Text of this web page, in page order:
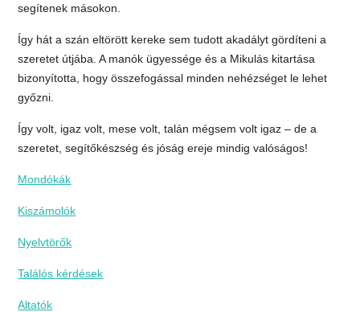
segítenek másokon.
Így hát a szán eltörött kereke sem tudott akadályt gördíteni a
szeretet útjába. A manók ügyessége és a Mikulás kitartása
bizonyította, hogy összefogással minden nehézséget le lehet
győzni.
Így volt, igaz volt, mese volt, talán mégsem volt igaz – de a
szeretet, segítőkészség és jóság ereje mindig valóságos!
Mondókák
Kiszámolók
Nyelvtörők
Találós kérdések
Altatók